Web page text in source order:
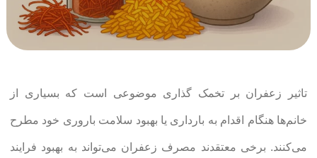
تاثیر زعفران بر تخمک گذاری موضوعی است که بسیاری از
خانم‌ها هنگام اقدام به بارداری یا بهبود سلامت باروری خود مطرح
می‌کنند. برخی معتقدند مصرف زعفران می‌تواند به بهبود فرایند